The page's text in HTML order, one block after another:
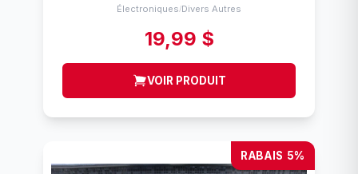
Électroniques/Divers Autres
19,99 $
VOIR PRODUIT
RABAIS 5%